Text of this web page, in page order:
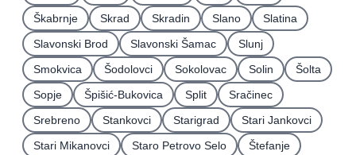
Škabrnje
Skrad Skradin Slano
Slatina
Slavonski Brod
Slavonski Šamac
Slunj
Smokvica
Šodolovci Sokolovac Solin
Šolta
Sopje
Špišić-Bukovica Split
Sračinec
Srebreno
Stankovci Starigrad
Stari Jankovci
Stari Mikanovci
Staro Petrovo Selo
Štefanje